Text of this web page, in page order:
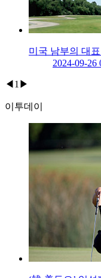
미국 남부의 대
2024-09-26
◀ 1 ▶
이투데이